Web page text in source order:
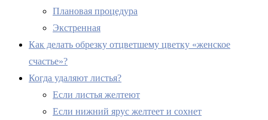
Плановая процедура
Экстренная
Как делать обрезку отцветшему цветку «женское
счастье»?
Когда удаляют листья?
Если листья желтеют
Если нижний ярус желтеет и сохнет